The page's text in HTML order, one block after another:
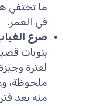
ما تختفي
في العمر.
صرع
بنوبات
لفترة
ملحوظة،
منه بعد